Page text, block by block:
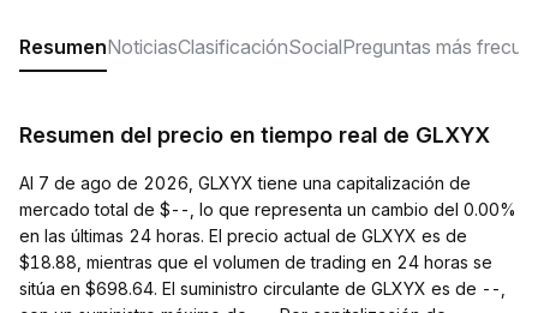
ResumenNoticiasClasificaciónSocialPreguntas más
Resumen del precio en tiempo real de GLXYX
Al 7 de ago de 2026, GLXYX tiene una capitalización de
mercado total de $--, lo que representa un cambio del 0.00%
en las últimas 24 horas. El precio actual de GLXYX es de
$18.88, mientras que el volumen de trading en 24 horas se
sitúa en $698.64. El suministro circulante de GLXYX es de --,